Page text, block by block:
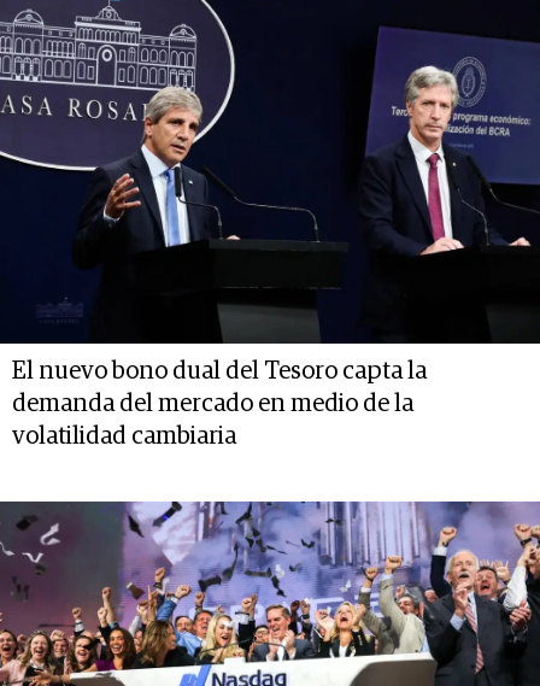
El nuevo bono dual del Tesoro capta la
demanda del mercado en medio de la
volatilidad cambiaria